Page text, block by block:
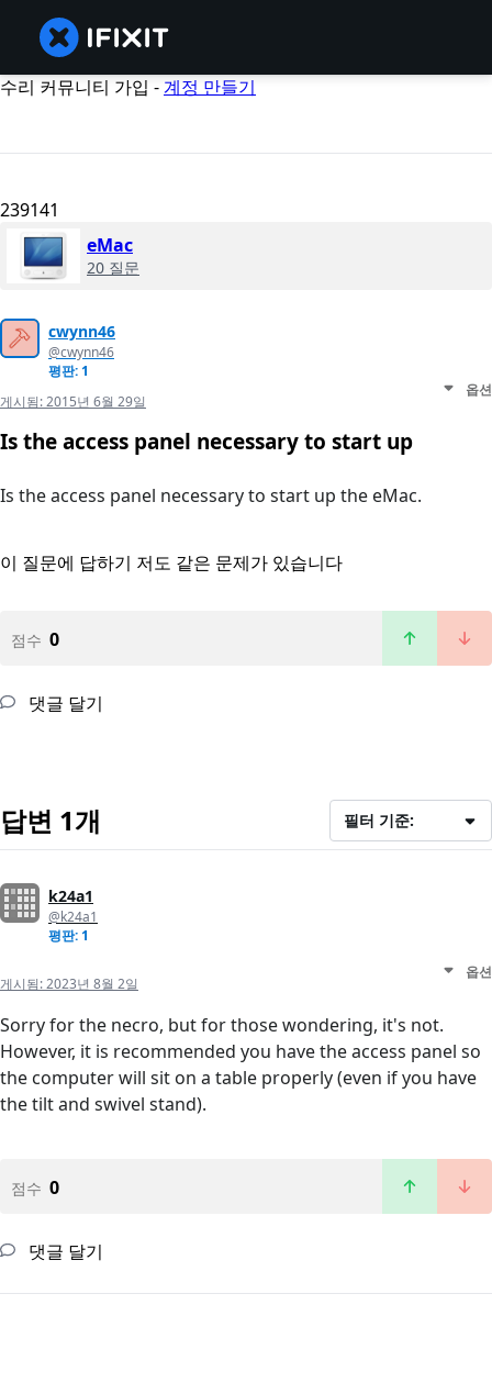
수리 커뮤니티 가입 -계정 만들기
239141
eMac
20 질문
cwynn46
@cwynn46
평판: 1
게시됨:2015년 6월 29일
옵션
Is the access panel necessary to start up
Is the access panel necessary to start up the eMac.
이 질문에 답하기 저도 같은 문제가 있습니다
점수 0
댓글 달기
답변 1개 필터 기준:
k24a1
@k24a1
평판: 1
게시됨:2023년 8월 2일
옵션
Sorry for the necro, but for those wondering, it's not.
However, it is recommended you have the access panel so
the computer will sit on a table properly (even if you have
the tilt and swivel stand).
점수 0
댓글 달기